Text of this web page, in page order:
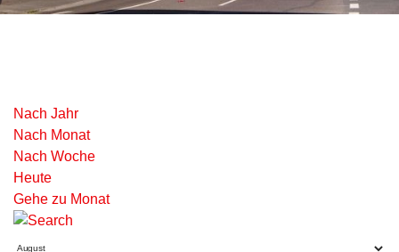
Nach Jahr
Nach Monat
Nach Woche
Heute
Gehe zu Monat